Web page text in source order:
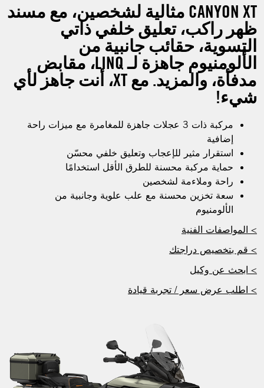
CANYON XT مثالية لشخصين، مع مسند
ظهر راكب، تعليق خلفي ذاتي
التسوية، حقائب جانبية من
الألومنيوم جاهزة لـ LINQ، مقابض
مدفأة، والمزيد. مع XT، أنت جاهز لأي
شيء!
مركبة ذات 3 عجلات جاهزة للمغامرة مع ميزات راحة
إضافية
استقرار مثير للإعجاب وتعليق خلفي محسّن
حماية مركبة محسنة للطرق الأقل استخدامًا
راحة وملاءمة لشخصين
سعة تخزين محسنة مع علب علوية وجانبية من
الألومنيوم
> المواصفات الفنية
> قم بتخصيص دراجتك
> ابحث عن وكيل
> اطلب عرض سعر / تجربة قيادة